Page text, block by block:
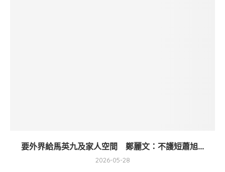
要外界給馬英九及家人空間 鄭麗文：不護短蕭旭...
2026-05-28